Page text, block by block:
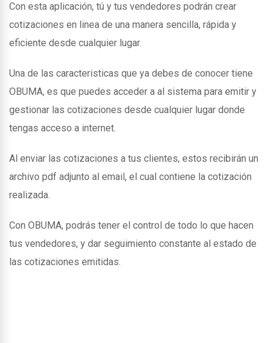
Con esta aplicación, tú y tus vendedores podrán crear
cotizaciones en linea de una manera sencilla, rápida y
eficiente desde cualquier lugar.
Una de las caracteristicas que ya debes de conocer tiene
OBUMA, es que puedes acceder a al sistema para emitir y
gestionar las cotizaciones desde cualquier lugar donde
tengas acceso a internet.
Al enviar las cotizaciones a tus clientes, estos recibirán un
archivo pdf adjunto al email, el cual contiene la cotización
realizada.
Con OBUMA, podrás tener el control de todo lo que hacen
tus vendedores, y dar seguimiento constante al estado de
las cotizaciones emitidas.